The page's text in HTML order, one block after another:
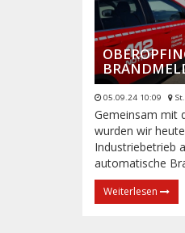
05.09.24 10:09
Gemeinsam mit
wurden wir
Industriebetrieb
automatische
Weiterlesen